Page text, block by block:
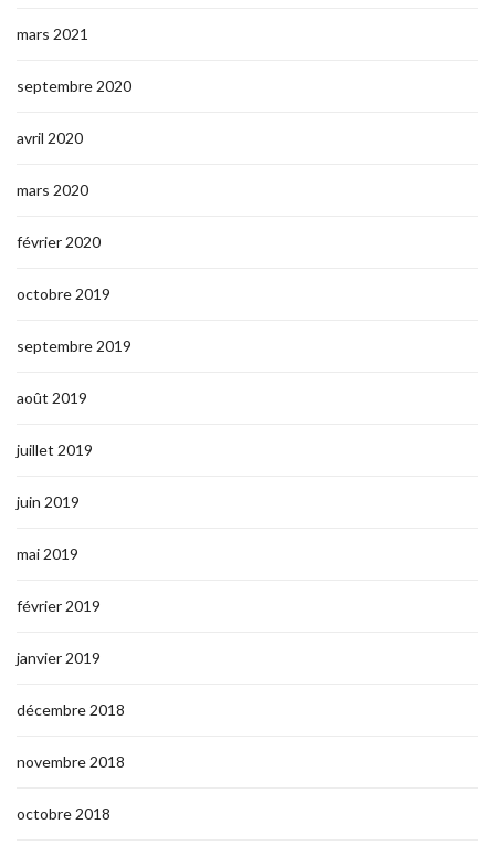
mars 2021
septembre 2020
avril 2020
mars 2020
février 2020
octobre 2019
septembre 2019
août 2019
juillet 2019
juin 2019
mai 2019
février 2019
janvier 2019
décembre 2018
novembre 2018
octobre 2018